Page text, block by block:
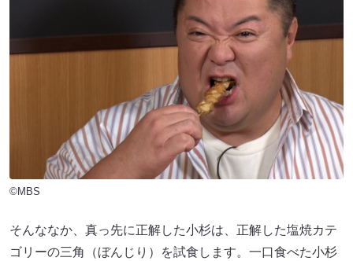
©MBS
そんななか、真っ先に正解した小杉は、正解した塩焼カテ
ゴリーの三角（ぼんじり）を試食します。一口食べた小杉